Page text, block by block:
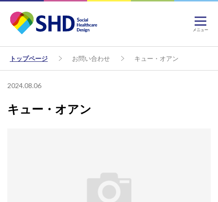
メニュー
トップページ お問い合わせ キュー・オアン
2024.08.06
キュー・オアン